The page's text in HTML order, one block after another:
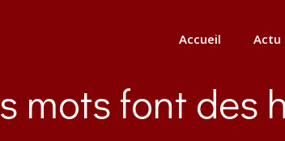
Accueil Actu
mots font des